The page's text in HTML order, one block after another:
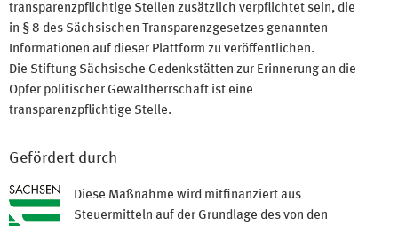
transparenzpflichtige Stellen zusätzlich verpflichtet sein, die
in § 8 des Sächsischen Transparenzgesetzes genannten
Informationen auf dieser Plattform zu veröffentlichen.
Die Stiftung Sächsische Gedenkstätten zur Erinnerung an die
Opfer politischer Gewaltherrschaft ist eine
transparenzpflichtige Stelle.
Gefördert durch
Diese Maßnahme wird mitfinanziert aus
Steuermitteln auf der Grundlage des von den